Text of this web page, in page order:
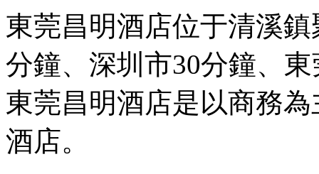
東莞昌明酒店位于清溪
分鐘、深圳市30分鐘、
東莞昌明酒店是以商務
酒店。